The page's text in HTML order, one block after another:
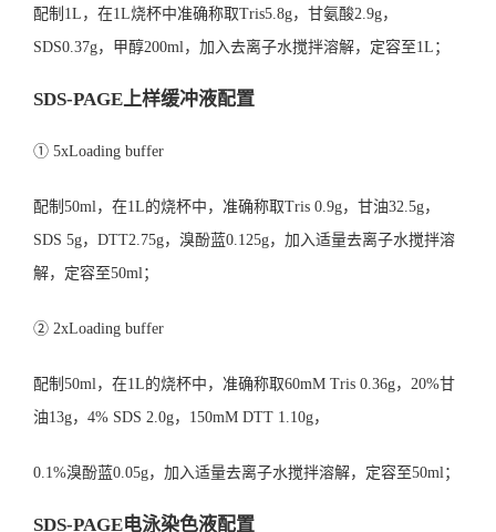
配制1L，在1L烧杯中准确称取Tris5.8g，甘氨酸2.9g，
SDS0.37g，甲醇200ml，加入去离子水搅拌溶解，定容至1L；
SDS-PAGE上样缓冲液配置
① 5xLoading buffer
配制50ml，在1L的烧杯中，准确称取Tris 0.9g，甘油32.5g，
SDS 5g，DTT2.75g，溴酚蓝0.125g，加入适量去离子水搅拌溶
解，定容至50ml；
② 2xLoading buffer
配制50ml，在1L的烧杯中，准确称取60mM Tris 0.36g，20%甘
油13g，4% SDS 2.0g，150mM DTT 1.10g，
0.1%溴酚蓝0.05g，加入适量去离子水搅拌溶解，定容至50ml；
SDS-PAGE电泳染色液配置